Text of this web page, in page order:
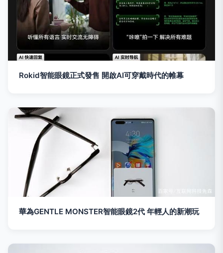
Rokid智能眼鏡正式發售 開啟AI可穿戴時代的帷幕
華為GENTLE MONSTER智能眼鏡2代 年輕人的新潮玩